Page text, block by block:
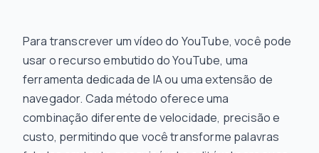
Para transcrever um vídeo do YouTube, você pode
usar o recurso embutido do YouTube, uma
ferramenta dedicada de IA ou uma extensão de
navegador. Cada método oferece uma
combinação diferente de velocidade, precisão e
custo, permitindo que você transforme palavras